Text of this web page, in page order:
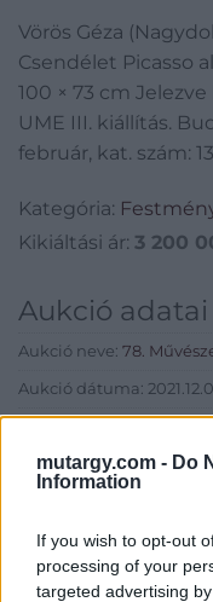
mutargy.com - Do
Information
If you wish to opt-out
processing of your
targeted advertising
Vörös Géza
Csendélet Picasso
100 × 73 cm
UME III. kiállítás.
február, kat. szám:
Kategória:
Kikiáltási ár: 3 200
Aukció adatai
Aukció neve: 78.
Aukció dátuma:
Aukció helye: MOMkult
Eladó adatai